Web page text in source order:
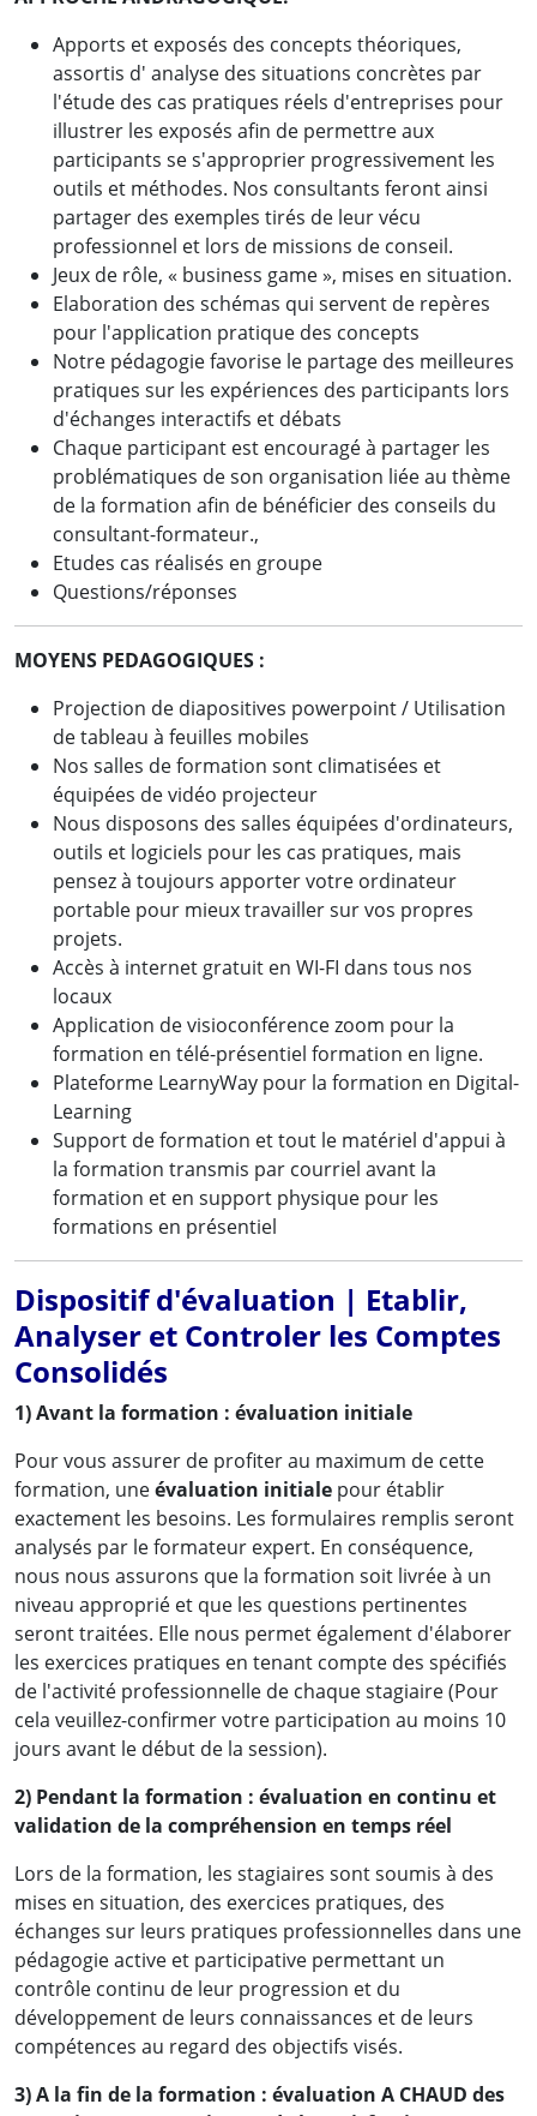
Apports et exposés des concepts théoriques,
assortis d' analyse des situations concrètes par
l'étude des cas pratiques réels d'entreprises pour
illustrer les exposés afin de permettre aux
participants se s'approprier progressivement les
outils et méthodes. Nos consultants feront ainsi
partager des exemples tirés de leur vécu
professionnel et lors de missions de conseil.
Jeux de rôle, « business game », mises en situation.
Elaboration des schémas qui servent de repères
pour l'application pratique des concepts
Notre pédagogie favorise le partage des meilleures
pratiques sur les expériences des participants lors
d'échanges interactifs et débats
Chaque participant est encouragé à partager les
problématiques de son organisation liée au thème
de la formation afin de bénéficier des conseils du
consultant-formateur.,
Etudes cas réalisés en groupe
Questions/réponses
MOYENS PEDAGOGIQUES :
Projection de diapositives powerpoint / Utilisation
de tableau à feuilles mobiles
Nos salles de formation sont climatisées et
équipées de vidéo projecteur
Nous disposons des salles équipées d'ordinateurs,
outils et logiciels pour les cas pratiques, mais
pensez à toujours apporter votre ordinateur
portable pour mieux travailler sur vos propres
projets.
Accès à internet gratuit en WI-FI dans tous nos
locaux
Application de visioconférence zoom pour la
formation en télé-présentiel formation en ligne.
Plateforme LearnyWay pour la formation en Digital-
Learning
Support de formation et tout le matériel d'appui à
la formation transmis par courriel avant la
formation et en support physique pour les
formations en présentiel
Dispositif d'évaluation | Etablir,
Analyser et Controler les Comptes
Consolidés
1) Avant la formation : évaluation initiale
Pour vous assurer de profiter au maximum de cette
formation, uneévaluation initiale pour établir
exactement les besoins. Les formulaires remplis seront
analysés par le formateur expert. En conséquence,
nous nous assurons que la formation soit livrée à un
niveau approprié et que les questions pertinentes
seront traitées. Elle nous permet également d'élaborer
les exercices pratiques en tenant compte des spécifiés
de l'activité professionnelle de chaque stagiaire (Pour
cela veuillez-confirmer votre participation au moins 10
jours avant le début de la session).
2) Pendant la formation : évaluation en continu et
validation de la compréhension en temps réel
Lors de la formation, les stagiaires sont soumis à des
mises en situation, des exercices pratiques, des
échanges sur leurs pratiques professionnelles dans une
pédagogie active et participative permettant un
contrôle continu de leur progression et du
développement de leurs connaissances et de leurs
compétences au regard des objectifs visés.
3) A la fin de la formation : évaluation A CHAUD des